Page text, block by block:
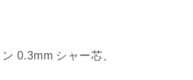
0.3mm シャー芯、